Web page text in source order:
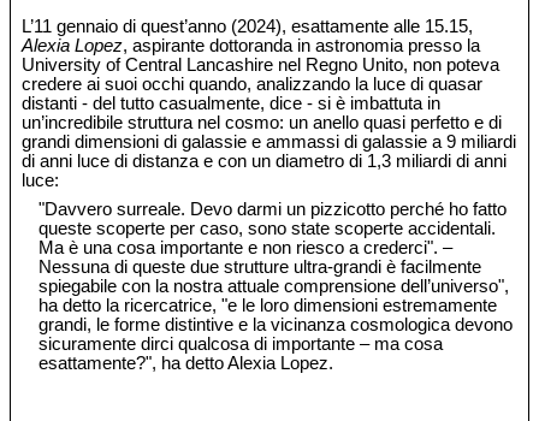
L’11 gennaio di quest’anno (2024), esattamente alle 15.15,
Alexia Lopez, aspirante dottoranda in astronomia presso la
University of Central Lancashire nel Regno Unito, non poteva
credere ai suoi occhi quando, analizzando la luce di quasar
distanti - del tutto casualmente, dice - si è imbattuta in
un’incredibile struttura nel cosmo: un anello quasi perfetto e di
grandi dimensioni di galassie e ammassi di galassie a 9 miliardi
di anni luce di distanza e con un diametro di 1,3 miliardi di anni
luce:
"Davvero surreale. Devo darmi un pizzicotto perché ho fatto
queste scoperte per caso, sono state scoperte accidentali.
Ma è una cosa importante e non riesco a crederci". –
Nessuna di queste due strutture ultra-grandi è facilmente
spiegabile con la nostra attuale comprensione dell’universo",
ha detto la ricercatrice, "e le loro dimensioni estremamente
grandi, le forme distintive e la vicinanza cosmologica devono
sicuramente dirci qualcosa di importante – ma cosa
esattamente?", ha detto Alexia Lopez.